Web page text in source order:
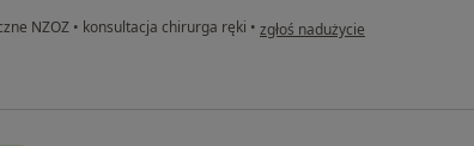
NZOZ • konsultacja chirurga ręki • w opinii użytkownika Anna
zgłoś nadużycie